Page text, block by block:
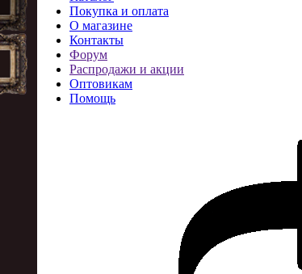
Покупка и оплата
О магазине
Контакты
Форум
Распродажи и акции
Оптовикам
Помощь